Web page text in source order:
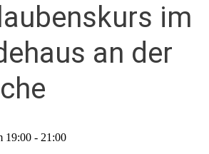
im
an der
19:00 - 21:00